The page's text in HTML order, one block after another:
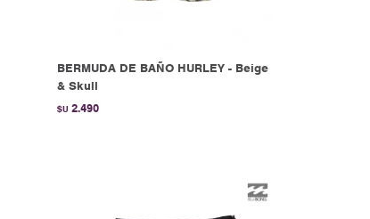
BERMUDA DE BAÑO HURLEY - Beige
& Skull
$U 2.490